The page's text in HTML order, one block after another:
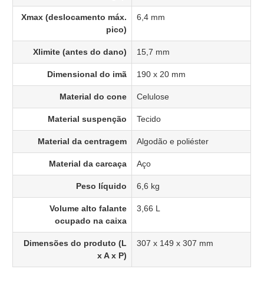
Xmax (deslocamento máx.
pico)
6,4 mm
Xlimite (antes do dano) 15,7 mm
Dimensional do imã 190 x 20 mm
Material do cone Celulose
Material suspenção Tecido
Material da centragem Algodão e poliéster
Material da carcaça Aço
Peso líquido 6,6 kg
Volume alto falante
ocupado na caixa
3,66 L
Dimensões do produto (L
x A x P)
307 x 149 x 307 mm